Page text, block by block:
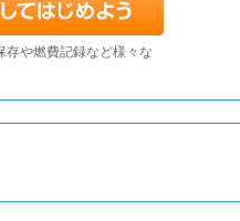
存や燃費記録など様々な